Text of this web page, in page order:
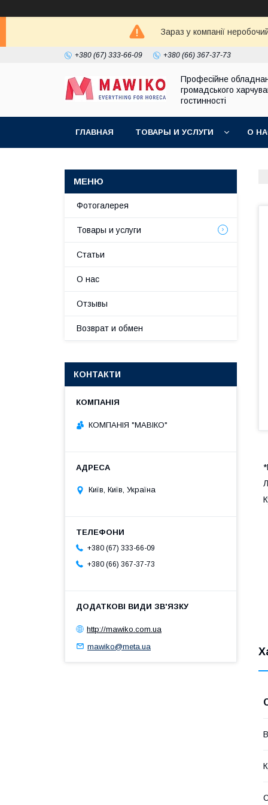
Зараз у компанії
+380 (67) 333-66-09 +380 (66) 367-37-73
Професійне
громадського
гостинності
ГЛАВНАЯ ТОВАРЫ И УСЛУГИ О
Фотогалерея
Товары и услуги
Статьи
О нас
Отзывы
Возврат и обмен
КОНТАКТИ
КОМПАНІЯ "МАВІКО"
Київ, Київ, Україна
+380 (67) 333-66-09
+380 (66) 367-37-73
http://mawiko.com.ua
mawiko@meta.ua